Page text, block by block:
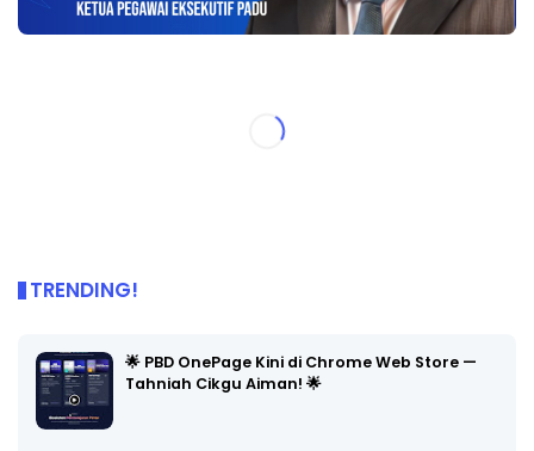
TRENDING!
🌟 PBD OnePage Kini di Chrome Web Store —
Tahniah Cikgu Aiman! 🌟